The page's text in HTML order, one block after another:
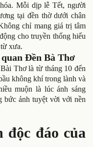
Mỗi dịp lễ Tết, người
tại đền thờ dưới chân
chỉ mang giá trị tâm
cho truyền thống hiếu
xưa.
Đền Bà Thơ
Thơ là từ tháng 10 đến
không khí trong lành và
muộn là lúc ánh sáng
bức ảnh tuyệt vời với nền
độc đáo của